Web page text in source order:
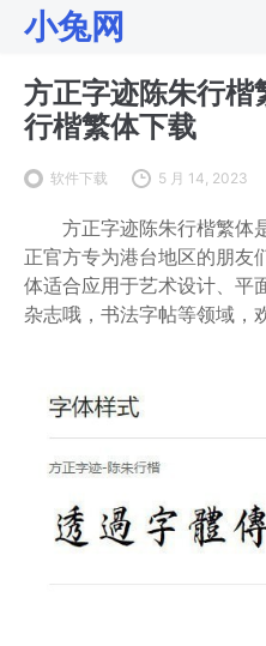
小兔网
方正字迹陈朱行
行楷繁体下载
软件下载 5 月 14, 2023
方正字迹陈朱行楷繁体
正官方专为港台地区的朋友
体适合应用于艺术设计、平
杂志哦，书法字帖等领域，